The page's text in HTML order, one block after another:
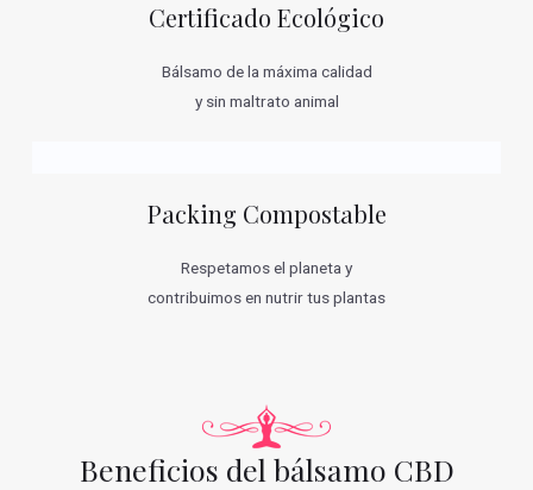
Certificado Ecológico
Bálsamo de la máxima calidad
y sin maltrato animal
Packing Compostable
Respetamos el planeta y
contribuimos en nutrir tus plantas
Beneficios del bálsamo CBD